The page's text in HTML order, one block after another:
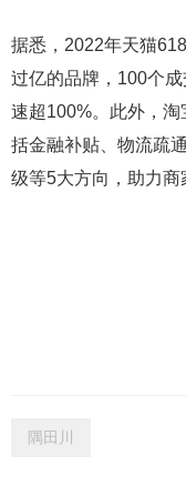
据悉，2022年天猫
过亿的品牌，100个
速超100%。此外，
括金融补贴、物流疏
级等5大方向，助力商
隅田川